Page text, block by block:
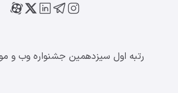
رتبه اول سیزدهمین جشنواره وب و